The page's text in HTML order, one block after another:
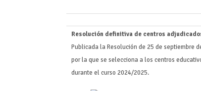
Resolución definitiva de centros
Publicada la Resolución de 25 de septiembre
por la que se selecciona a los centros
durante el curso 2024/2025.